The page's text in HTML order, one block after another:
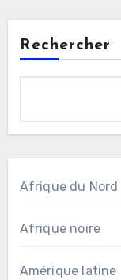
Rechercher
Afrique du Nord
Afrique noire
Amérique latine